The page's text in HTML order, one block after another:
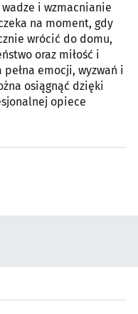
i wzmacnianie
na moment, gdy
wrócić do domu,
oraz miłość i
emocji, wyzwań i
osiągnąć dzięki
opiece